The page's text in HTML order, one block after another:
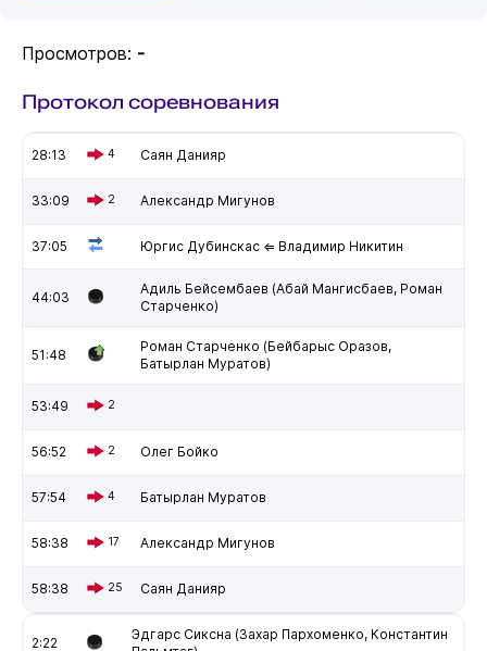
Просмотров: -
Протокол соревнования
28:13 4 Саян Данияр
33:09 2 Александр Мигунов
37:05 Юргис Дубинскас ⇐ Владимир Никитин
44:03
Адиль Бейсембаев (Абай Мангисбаев, Роман
Старченко)
51:48
Роман Старченко (Бейбарыс Оразов,
Батырлан Муратов)
53:49 2
56:52 2 Олег Бойко
57:54 4 Батырлан Муратов
58:38 17 Александр Мигунов
58:38 25 Саян Данияр
2:22
Эдгарс Сиксна (Захар Пархоменко, Константин